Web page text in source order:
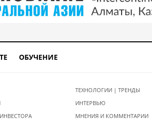
ОБУЧЕНИЕ
ТЕХНОЛОГИИ | ТРЕНДЫ
ИНТЕРВЬЮ
МНЕНИЯ И КОММЕНТАРИИ